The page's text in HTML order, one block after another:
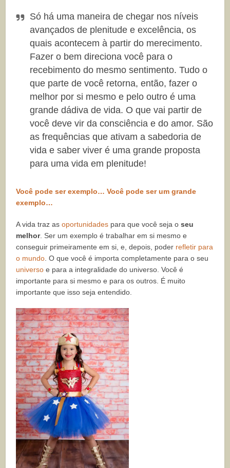
Só há uma maneira de chegar nos níveis
avançados de plenitude e excelência, os
quais acontecem à partir do merecimento.
Fazer o bem direciona você para o
recebimento do mesmo sentimento. Tudo o
que parte de você retorna, então, fazer o
melhor por si mesmo e pelo outro é uma
grande dádiva de vida. O que vai partir de
você deve vir da consciência e do amor. São
as frequências que ativam a sabedoria de
vida e saber viver é uma grande proposta
para uma vida em plenitude!
Você pode ser exemplo… Você pode ser um grande
exemplo…
A vida traz asoportunidades para que você seja oseu
melhor. Ser um exemplo é trabalhar em si mesmo e
conseguir primeiramente em si, e, depois, poder refletir para
o mundo . O que você é importa completamente para o seu
universo e para a integralidade do universo. Você é
importante para si mesmo e para os outros. É muito
importante que isso seja entendido.